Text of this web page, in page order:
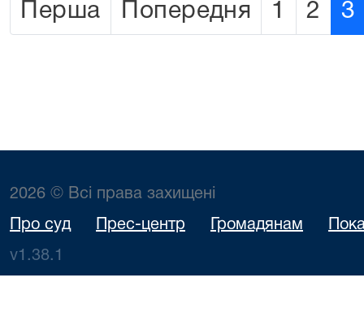
Перша Попередня 1 2 3
2026 © Всі права захищені
Про суд Прес-центр Громадянам
v1.38.1